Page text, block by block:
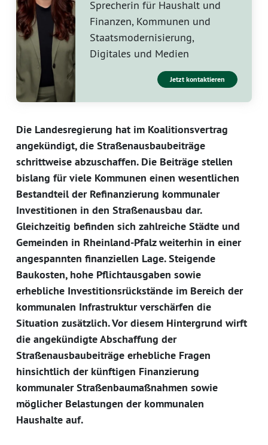
Sprecherin für Haushalt und
Finanzen, Kommunen und
Staatsmodernisierung,
Digitales und Medien
Jetzt kontaktieren
Die Landesregierung hat im Koalitionsvertrag
angekündigt, die Straßenausbaubeiträge
schrittweise abzuschaffen. Die Beiträge stellen
bislang für viele Kommunen einen wesentlichen
Bestandteil der Refinanzierung kommunaler
Investitionen in den Straßenausbau dar.
Gleichzeitig befinden sich zahlreiche Städte und
Gemeinden in Rheinland-Pfalz weiterhin in einer
angespannten finanziellen Lage. Steigende
Baukosten, hohe Pflichtausgaben sowie
erhebliche Investitionsrückstände im Bereich der
kommunalen Infrastruktur verschärfen die
Situation zusätzlich. Vor diesem Hintergrund wirft
die angekündigte Abschaffung der
Straßenausbaubeiträge erhebliche Fragen
hinsichtlich der künftigen Finanzierung
kommunaler Straßenbaumaßnahmen sowie
möglicher Belastungen der kommunalen
Haushalte auf.